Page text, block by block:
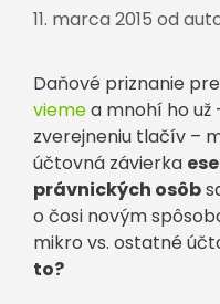
11. marca 2015 od
Daňové priznanie pre
viemea mnohí ho
zverejneniu tlačív –
účtovná závierka
právnických osôb
o čosi novým
mikro vs. ostatné
to?